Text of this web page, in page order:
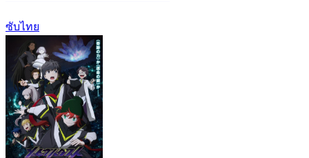
ซับไทย